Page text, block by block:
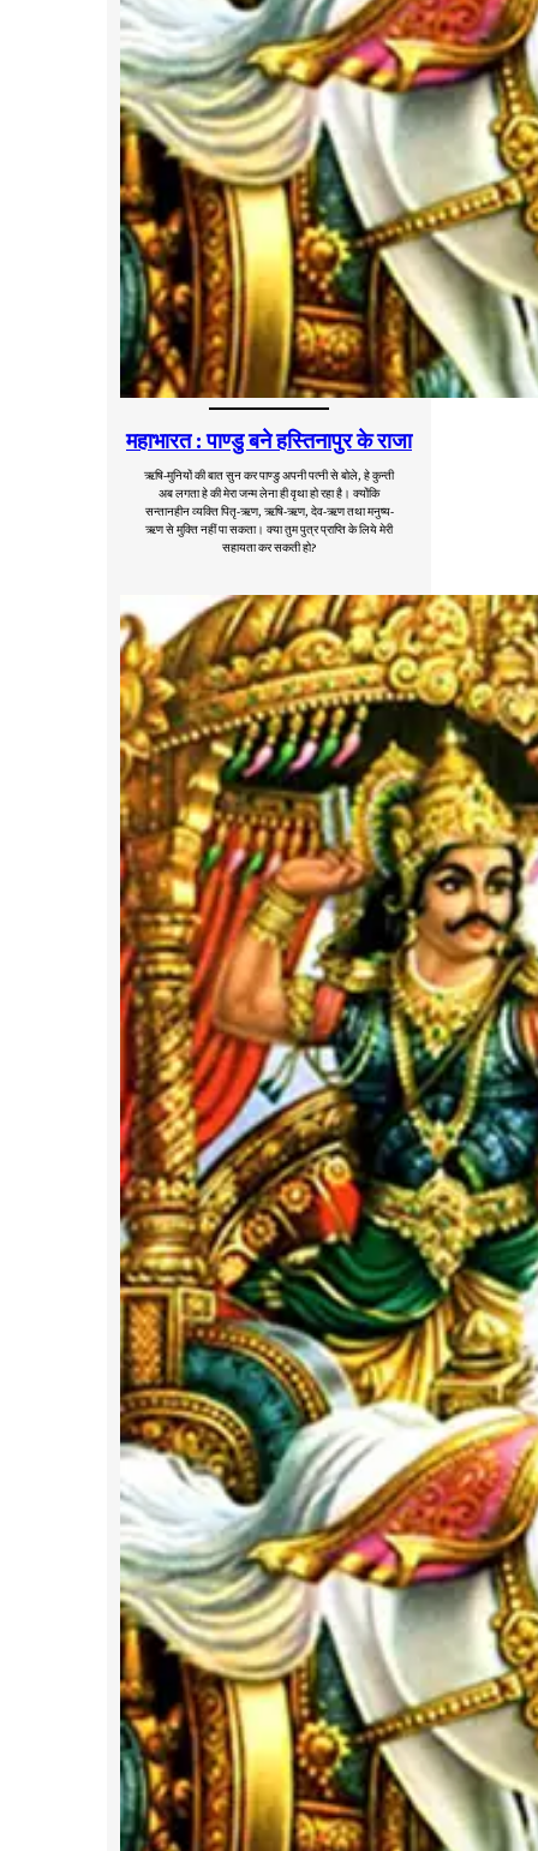
महाभारत : पाण्डु बने हस्तिनापुर के राजा
ऋषि-मुनियों की बात सुन कर पाण्डु अपनी पत्नी से बोले, हे कुन्ती
अब लगता हे की मेरा जन्म लेना ही वृथा हो रहा है। क्योंकि
सन्तानहीन व्यक्ति पितृ-ऋण, ऋषि-ऋण, देव-ऋण तथा मनुष्य-
ऋण से मुक्ति नहीं पा सकता। क्या तुम पुत्र प्राप्ति के लिये मेरी
सहायता कर सकती हो?